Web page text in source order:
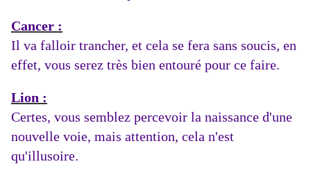
Cancer :
Il va falloir trancher, et cela se fera sans soucis, en
effet, vous serez très bien entouré pour ce faire.
Lion :
Certes, vous semblez percevoir la naissance d'une
nouvelle voie, mais attention, cela n'est
qu'illusoire.